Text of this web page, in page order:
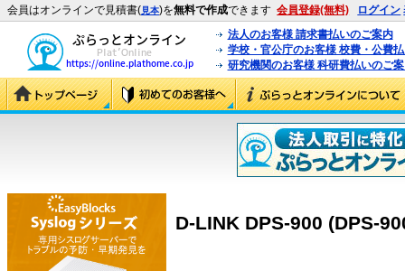
会員はオンラインで見積書(見本)を無料で作成できます 会員登録(無料) ログイン
法人のお客様 請求書払いのご案内
学校・官公庁のお客様 校費・公費
研究機関のお客様 科研費払いのご
D-LINK DPS-900 (DPS-